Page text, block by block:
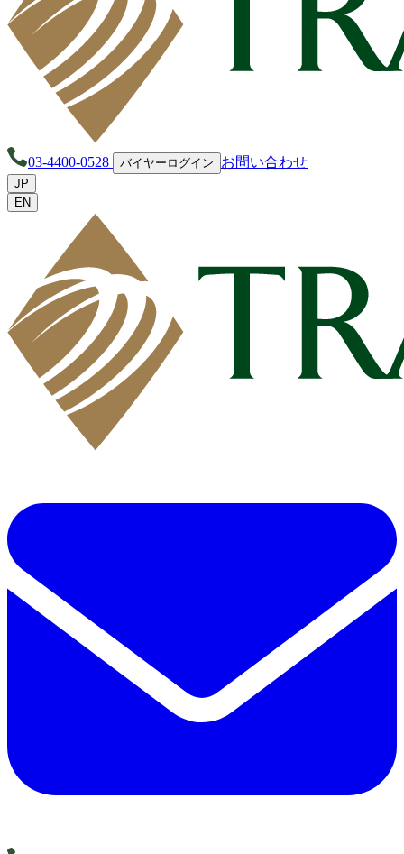
03-4400-0528 バイヤーログイン お問い合わせ
JP
EN